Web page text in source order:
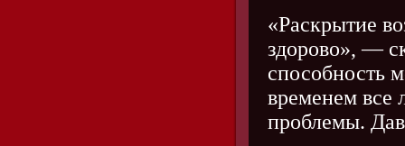
«Раскрытие
здорово», —
способность
временем все
проблемы.